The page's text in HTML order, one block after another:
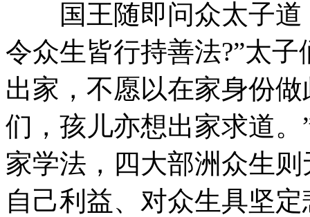
国王随即问众太子道
令众生皆行持善法?”太
出家，不愿以在家身份
们，孩儿亦想出家求道
家学法，四大部洲众生
自己利益、对众生具坚